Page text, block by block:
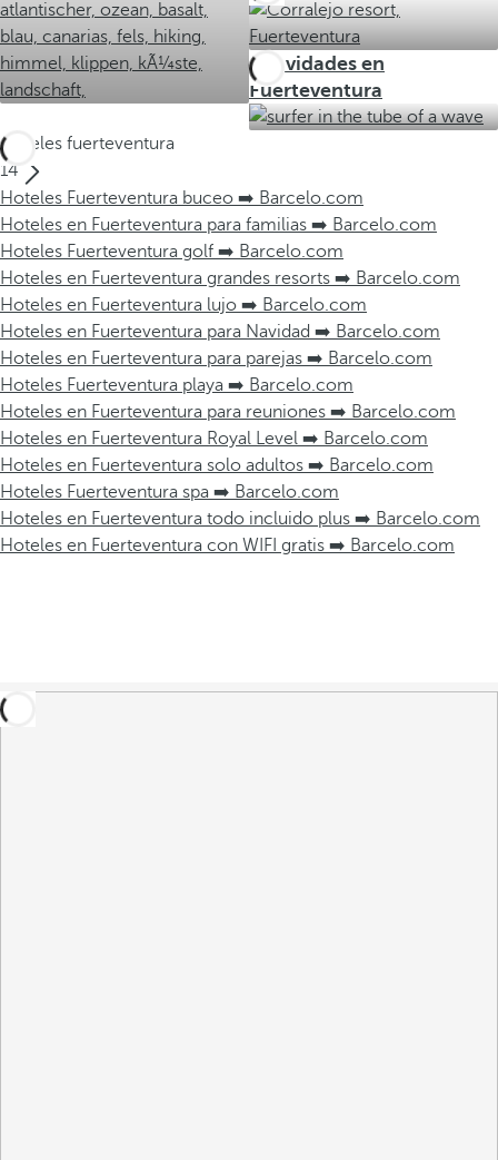
Actividades en
Fuerteventura
Hoteles fuerteventura
14
Hoteles Fuerteventura buceo ➡️ Barcelo.com
Hoteles en Fuerteventura para familias ➡️ Barcelo.com
Hoteles Fuerteventura golf ➡️ Barcelo.com
Hoteles en Fuerteventura grandes resorts ➡️ Barcelo.com
Hoteles en Fuerteventura lujo ➡️ Barcelo.com
Hoteles en Fuerteventura para Navidad ➡️ Barcelo.com
Hoteles en Fuerteventura para parejas ➡️ Barcelo.com
Hoteles Fuerteventura playa ➡️ Barcelo.com
Hoteles en Fuerteventura para reuniones ➡️ Barcelo.com
Hoteles en Fuerteventura Royal Level ➡️ Barcelo.com
Hoteles en Fuerteventura solo adultos ➡️ Barcelo.com
Hoteles Fuerteventura spa ➡️ Barcelo.com
Hoteles en Fuerteventura todo incluido plus ➡️ Barcelo.com
Hoteles en Fuerteventura con WIFI gratis ➡️ Barcelo.com